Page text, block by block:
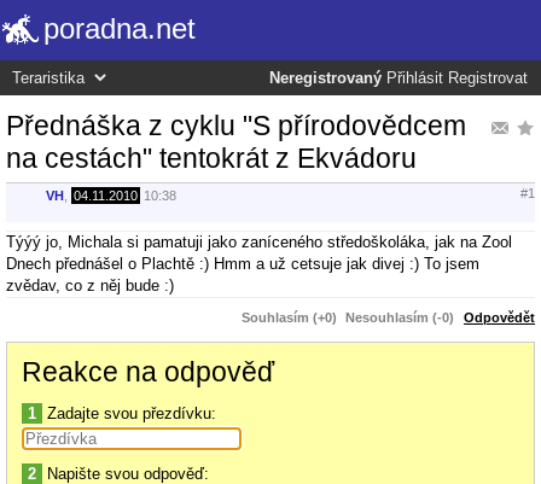
poradna.net
Neregistrovaný Přihlásit Registrovat
Přednáška z cyklu "S přírodovědcem
na cestách" tentokrát z Ekvádoru
VH 04.11.2010 10:38 #1
Týýý jo, Michala si pamatuji jako zaníceného středoškoláka, jak na Zool
Dnech přednášel o Plachtě :) Hmm a už cetsuje jak divej :) To jsem
zvědav, co z něj bude :)
Souhlasím (+0) Nesouhlasím (-0) Odpovědět
Reakce na odpověď
1 Zadajte svou přezdívku:
2 Napište svou odpověď: